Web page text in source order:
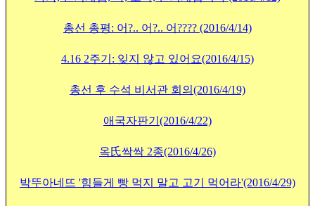
총선 총평: 어?.. 어?.. 어???? (2016/4/14)
4.16 2주기: 잊지 않고 있어요(2016/4/15)
총선 후 수석 비서관 회의 (2016/4/19)
애국자판기 (2016/4/22)
옥氏싹싹 2종(2016/4/26)
박뚜아네뜨 '힘들게 빵 먹지 말고 고기 먹어라'(2016/4/29)